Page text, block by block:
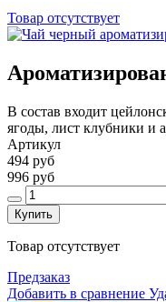
Товар отсутствует
В состав входит
ягоды, лист клубники и
Артикул
494 руб
996 руб
Купить
Товар отсутствует
Предзаказ
Добавить в сравнение